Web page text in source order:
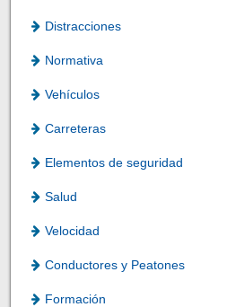
Distracciones
Normativa
Vehículos
Carreteras
Elementos de seguridad
Salud
Velocidad
Conductores y Peatones
Formación